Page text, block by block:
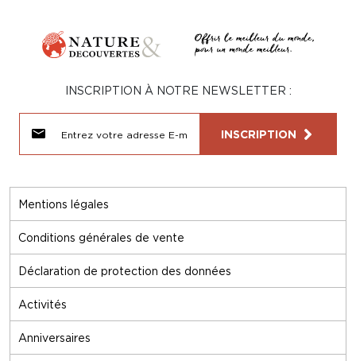
Mentions légales
Conditions générales de vente
Déclaration de protection des données
Activités
Anniversaires
INSCRIPTION À NOTRE NEWSLETTER :
INSCRIPTION